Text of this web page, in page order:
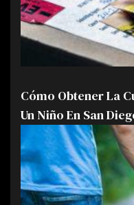
Cómo Obtener La
Un Niño En San